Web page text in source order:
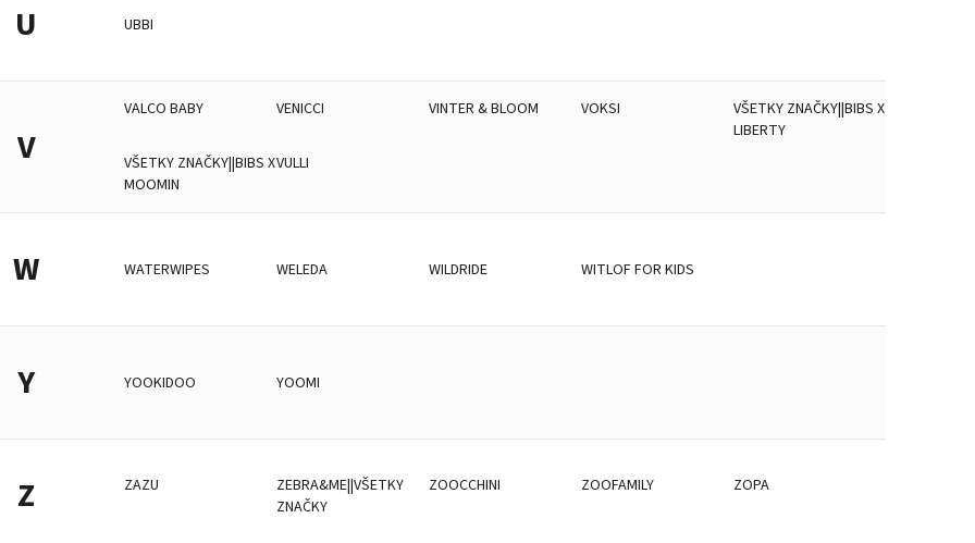
U UBBI
V
VALCO BABY VENICCI VINTER & BLOOM VOKSI
VŠETKY ZNAČKY||BIBS X
LIBERTY
VŠETKY ZNAČKY||BIBS X
MOOMIN
VULLI
W WATERWIPES WELEDA WILDRIDE WITLOF FOR KIDS
Y YOOKIDOO YOOMI
Z ZAZU
ZEBRA&ME||VŠETKY
ZNAČKY
ZOOCCHINI ZOOFAMILY ZOPA